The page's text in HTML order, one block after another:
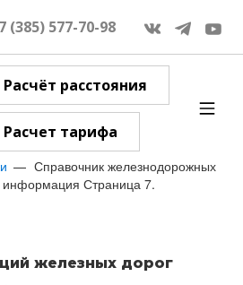
(385) 577-70-98
Расчёт расстояния
Расчет тарифа
Справочник железнодорожных
информация Страница 7.
железных дорог